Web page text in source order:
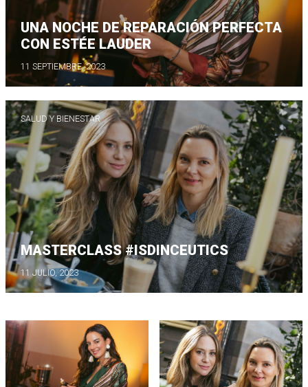
UNA NOCHE DE REPARACIÓN PERFECTA
CON ESTÉE LAUDER
11 SEPTIEMBRE, 2023
SALUD Y BIENESTAR
MASTERCLASS #ISDINCEUTICS
11 JULIO, 2023